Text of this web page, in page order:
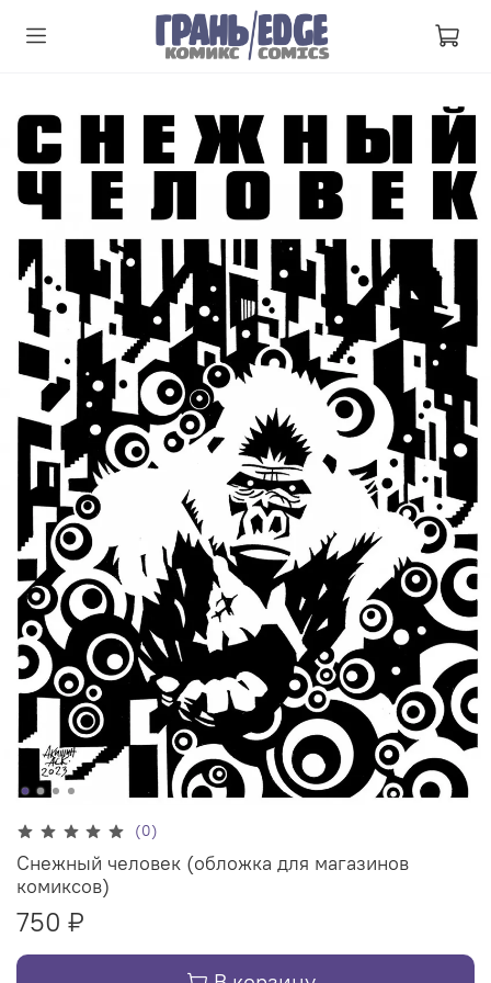
(0)
Снежный человек (обложка для магазинов
комиксов)
750 ₽